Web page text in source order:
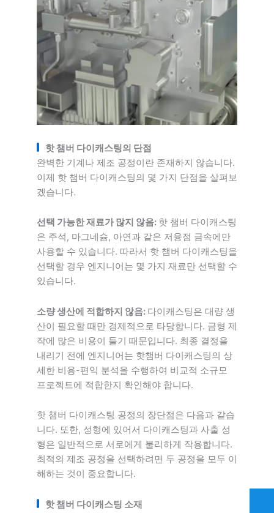
핫 챔버 다이캐스팅의 단점
완벽한 기계나 제조 공정이란 존재하지 않습니다.
이제 핫 챔버 다이캐스팅의 몇 가지 단점을 살펴보
겠습니다.
선택 가능한 재료가 많지 않음: 핫 챔버 다이캐스팅
은 주석, 마그네슘, 아연과 같은 저융점 금속에만
사용할 수 있습니다. 따라서 핫 챔버 다이캐스팅을
선택할 경우 엔지니어는 몇 가지 재료만 선택할 수
있습니다.
소량 생산에 적합하지 않음: 다이캐스팅은 대량 생
산이 필요할 때만 경제적으로 타당합니다. 금형 제
작에 많은 비용이 들기 때문입니다. 최종 결정을
내리기 전에 엔지니어는 핫챔버 다이캐스팅의 상
세한 비용-편익 분석을 수행하여 비교적 소규모
프로젝트에 적합한지 확인해야 합니다.
핫 챔버 다이캐스팅 공정의 장단점은 다음과 같습
니다. 또한, 성형에 있어서 다이캐스팅과 사출 성
형은 일반적으로 서로에게 불리하게 작용합니다.
최적의 제조 공정을 선택하려면 두 공정을 모두 이
해하는 것이 중요합니다.
핫 챔버 다이캐스팅 소재